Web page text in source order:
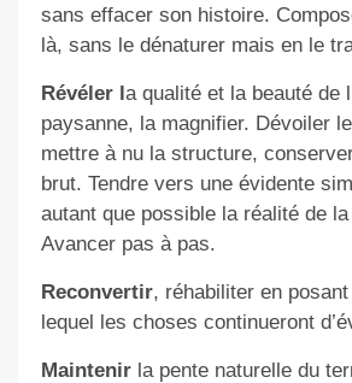
sans effacer son histoire.
là, sans le dénaturer mais en le
Révéler la qualité et la beauté de
paysanne, la magnifier. Dévoiler
mettre à nu la structure,
brut. Tendre vers une évidente
autant que possible la réalité de
Avancer pas à pas.
Reconvertir, réhabiliter en
lequel les choses continueront
Maintenirla pente naturelle du